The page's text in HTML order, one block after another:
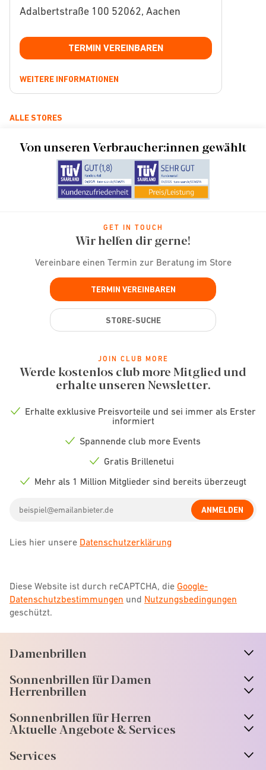
Adalbertstraße 100 52062, Aachen
TERMIN VEREINBAREN
WEITERE INFORMATIONEN
ALLE STORES
Von unseren Verbraucher:innen gewählt
GET IN TOUCH
Wir helfen dir gerne!
Vereinbare einen Termin zur Beratung im Store
TERMIN VEREINBAREN
STORE-SUCHE
JOIN CLUB MORE
Werde kostenlos club more Mitglied und
erhalte unseren Newsletter.
Erhalte exklusive Preisvorteile und sei immer als Erster
informiert
Check
Spannende club more Events
icon
Gratis Brillenetui
Mehr als 1 Million Mitglieder sind bereits überzeugt
address
ANMELDEN
Lies hier unsere Datenschutzerklärung
Diese Website ist durch reCAPTCHA, die Google-
Datenschutzbestimmungen und Nutzungsbedingungen
geschützt.
Damenbrillen
Sonnenbrillen für Damen
Herrenbrillen
Sonnenbrillen für Herren
Aktuelle Angebote & Services
Services